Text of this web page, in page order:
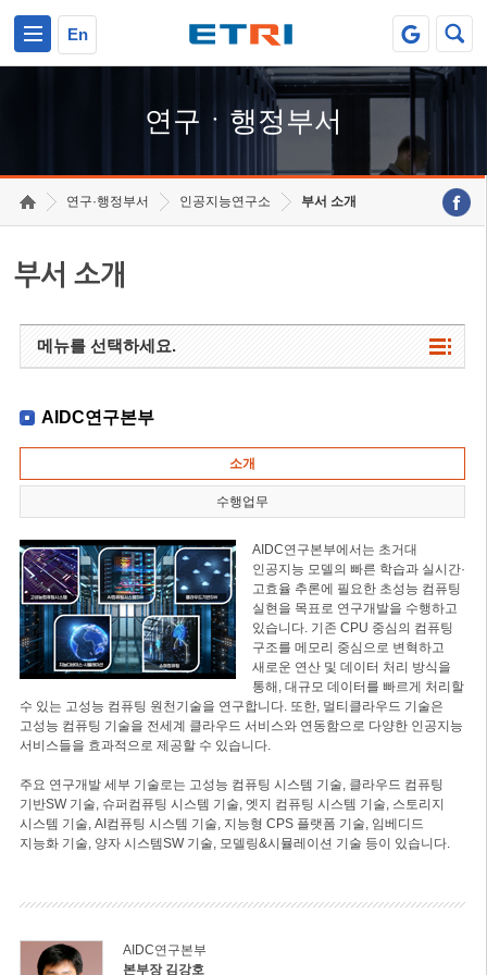
En
연구ㆍ행정부서
연구·행정부서 인공지능연구소 부서 소개
부서 소개
메뉴를 선택하세요.
AIDC연구본부
소개
수행업무
AIDC연구본부에서는 초거대
인공지능 모델의 빠른 학습과 실시간·
고효율 추론에 필요한 초성능 컴퓨팅
실현을 목표로 연구개발을 수행하고
있습니다. 기존 CPU 중심의 컴퓨팅
구조를 메모리 중심으로 변혁하고
새로운 연산 및 데이터 처리 방식을
통해, 대규모 데이터를 빠르게 처리할
수 있는 고성능 컴퓨팅 원천기술을 연구합니다. 또한, 멀티클라우드 기술은
고성능 컴퓨팅 기술을 전세계 클라우드 서비스와 연동함으로 다양한 인공지능
서비스들을 효과적으로 제공할 수 있습니다.
주요 연구개발 세부 기술로는 고성능 컴퓨팅 시스템 기술, 클라우드 컴퓨팅
기반SW 기술, 슈퍼컴퓨팅 시스템 기술, 엣지 컴퓨팅 시스템 기술, 스토리지
시스템 기술, AI컴퓨팅 시스템 기술, 지능형 CPS 플랫폼 기술, 임베디드
지능화 기술, 양자 시스템SW 기술, 모델링&시뮬레이션 기술 등이 있습니다.
AIDC연구본부
본부장 김강호